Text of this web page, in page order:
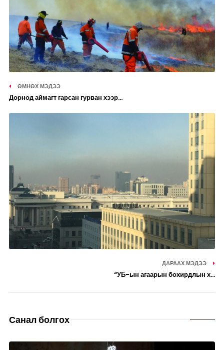
ӨМНӨХ МЭДЭЭ
Дорнод аймагт гарсан гурван хээр...
ДАРААХ МЭДЭЭ
“УБ-ын агаарын бохирдлын х...
Санал болгох